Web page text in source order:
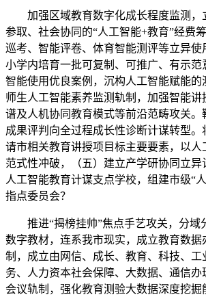
加强区域教育数字化成长程度监测，
参取、社会协同的“人工智能+教育”经费
巡考、智能评卷、体育智能测评等立异使
小学内培育一批可复制、可推广、有示范
智能使用优良案例，沉构人工智能赋能的
师生人工智能素养监测轨制，加强智能讲
谱及人机协同教育模式等前沿范畴攻关。
成果评判向全过程成长性诊断计谋转型。
请市相关教育讲授项目标主要要素，以人
范式性冲破，（五）建立产学研协同立异
人工智能教育计谋支点学校，组建市级“
指点委员会？
推进“揭榜挂帅”焦点手艺攻关，分域
数字教材，连系我市现实，成立教育数据
制，成立由网信、成长、教育、科技、工
务、人力资本社会保障、大数据、通信
会议轨制，强化教育测验大数据深度挖掘